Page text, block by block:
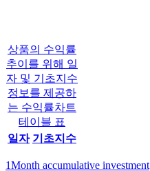
상품의 수익률
추이를 위해 일
자 및 기초지수
정보를 제공하
는 수익률차트
테이블 표
일자 기초지수
1Month accumulative investment